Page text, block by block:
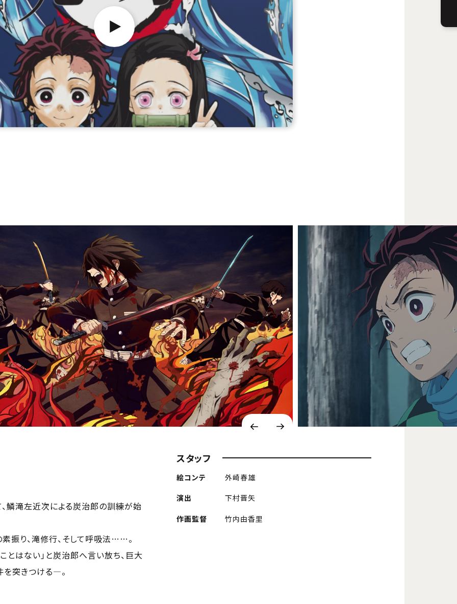
鱗滝左近次による炭治郎の訓練が始
振り、滝修行、そして呼吸法……。
とはない」と炭治郎へ言い放ち、巨大
突きつける―。
スタッフ
絵コンテ 外崎春雄
演出 下村晋矢
作画監督 竹内由香里